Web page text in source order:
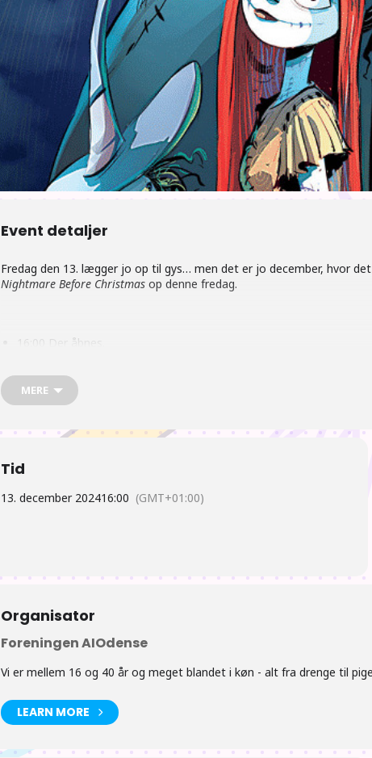
Event detaljer
Fredag den 13. lægger jo op til gys… men det er jo december, hvor
Nightmare Before Christmas op denne fredag.
16:00 Der åbnes.
17:00 Der gås efter mad. og spisning ved tilbagekomst.
18:00 Nyheder fra Japan, med kommende animer, figurer og hvad
MERE
Tid
13. december 202416:00 (GMT+01:00)
Organisator
Foreningen AIOdense
Vi er mellem 16 og 40 år og meget blandet i køn - alt fra drenge til
LEARN MORE